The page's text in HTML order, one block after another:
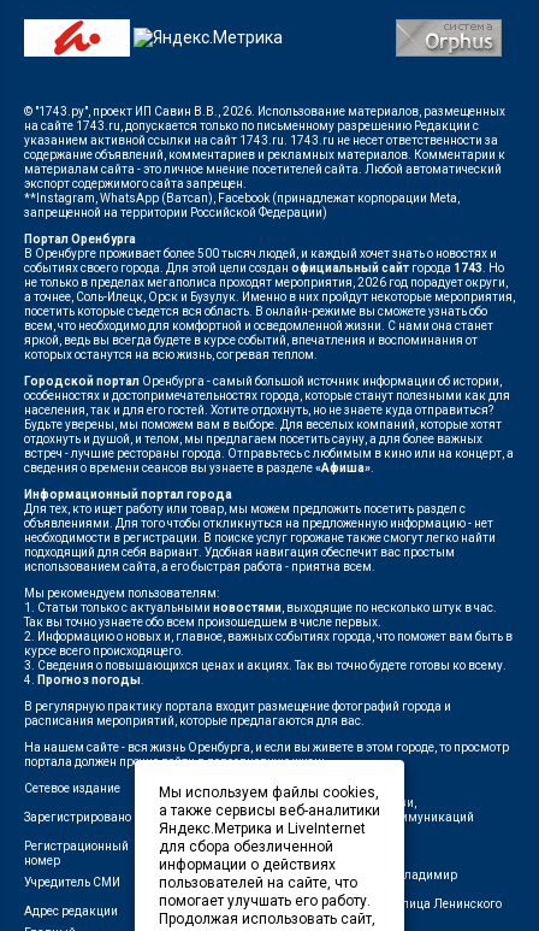
© "1743.ру", проект ИП Савин В.В., 2026. Использование материалов, размещенных
на сайте 1743.ru, допускается только по письменному разрешению Редакции с
указанием активной ссылки на сайт 1743.ru. 1743.ru не несет ответственности за
содержание объявлений, комментариев и рекламных материалов. Комментарии к
материалам сайта - это личное мнение посетителей сайта. Любой автоматический
экспорт содержимого сайта запрещен.
**Instagram, WhatsApp (Ватсап), Facebook (принадлежат корпорации Meta,
запрещенной на территории Российской Федерации)
Портал Оренбурга
В Оренбурге проживает более 500 тысяч людей, и каждый хочет знать о новостях и
событиях своего города. Для этой цели создан официальный сайт города 1743. Но
не только в пределах мегаполиса проходят мероприятия, 2026 год порадует округи,
а точнее, Соль-Илецк, Орск и Бузулук. Именно в них пройдут некоторые мероприятия,
посетить которые съедется вся область. В онлайн-режиме вы сможете узнать обо
всем, что необходимо для комфортной и осведомленной жизни. С нами она станет
яркой, ведь вы всегда будете в курсе событий, впечатления и воспоминания от
которых останутся на всю жизнь, согревая теплом.
Городской портал Оренбурга - самый большой источник информации об истории,
особенностях и достопримечательностях города, которые станут полезными как для
населения, так и для его гостей. Хотите отдохнуть, но не знаете куда отправиться?
Будьте уверены, мы поможем вам в выборе. Для веселых компаний, которые хотят
отдохнуть и душой, и телом, мы предлагаем посетить сауну, а для более важных
встреч - лучшие рестораны города. Отправьтесь с любимым в кино или на концерт, а
сведения о времени сеансов вы узнаете в разделе«Афиша».
Информационный портал города
Для тех, кто ищет работу или товар, мы можем предложить посетить раздел с
объявлениями. Для того чтобы откликнуться на предложенную информацию - нет
необходимости в регистрации. В поиске услуг горожане также смогут легко найти
подходящий для себя вариант. Удобная навигация обеспечит вас простым
использованием сайта, а его быстрая работа - приятна всем.
Мы рекомендуем пользователям:
1. Статьи только с актуальными новостями, выходящие по несколько штук в час.
Так вы точно узнаете обо всем произошедшем в числе первых.
2. Информацию о новых и, главное, важных событиях города, что поможет вам быть в
курсе всего происходящего.
3. Сведения о повышающихся ценах и акциях. Так вы точно будете готовы ко всему.
4. Прогноз погоды.
В регулярную практику портала входит размещение фотографий города и
расписания мероприятий, которые предлагаются для вас.
На нашем сайте - вся жизнь Оренбурга, и если вы живете в этом городе, то просмотр
портала должен прочно войти в повседневную жизнь.
Сетевое издание
"1743"
Зарегистрировано
Федеральной службой по надзору в сфере связи,
информационных технологий и массовых коммуникаций
(Роскомнадзор)
Регистрационный
номер
ЭЛ № ФС 77-75960 от 19.06.2019 г.
Учредитель СМИ
Индивидуальный предприниматель Савин Владимир
Валерьевич
Адрес редакции
462411, Оренбургская область, город Орск, улица Ленинского
Комсомола, д. 4-Б
Мы используем файлы cookies,
а также сервисы веб-аналитики
Яндекс.Метрика и LiveInternet
для сбора обезличенной
информации о действиях
пользователей на сайте, что
помогает улучшать его работу.
Продолжая использовать сайт,